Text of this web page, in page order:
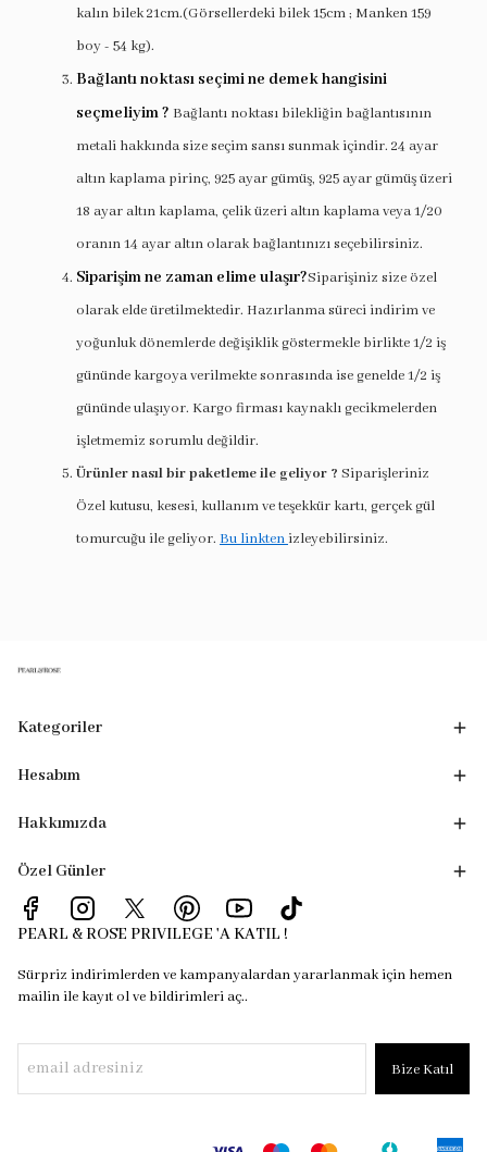
kalın bilek 21cm.(Görsellerdeki bilek 15cm ; Manken 159
boy - 54 kg).
Bağlantı noktası seçimi ne demek hangisini
seçmeliyim ? Bağlantı noktası bilekliğin bağlantısının
metali hakkında size seçim sansı sunmak içindir. 24 ayar
altın kaplama pirinç, 925 ayar gümüş, 925 ayar gümüş üzeri
18 ayar altın kaplama, çelik üzeri altın kaplama veya 1/20
oranın 14 ayar altın olarak bağlantınızı seçebilirsiniz.
Siparişim ne zaman elime ulaşır?Siparişiniz size özel
olarak elde üretilmektedir. Hazırlanma süreci indirim ve
yoğunluk dönemlerde değişiklik göstermekle birlikte 1/2 iş
gününde kargoya verilmekte sonrasında ise genelde 1/2 iş
gününde ulaşıyor. Kargo firması kaynaklı gecikmelerden
işletmemiz sorumlu değildir.
Ürünler nasıl bir paketleme ile geliyor ? Siparişleriniz
Özel kutusu, kesesi, kullanım ve teşekkür kartı, gerçek gül
tomurcuğu ile geliyor. Bu linkten izleyebilirsiniz.
Kategoriler
Hesabım
Hakkımızda
Özel Günler
PEARL & ROSE PRIVILEGE 'A KATIL !
Sürpriz indirimlerden ve kampanyalardan yararlanmak için hemen
mailin ile kayıt ol ve bildirimleri aç..
Bize Katıl